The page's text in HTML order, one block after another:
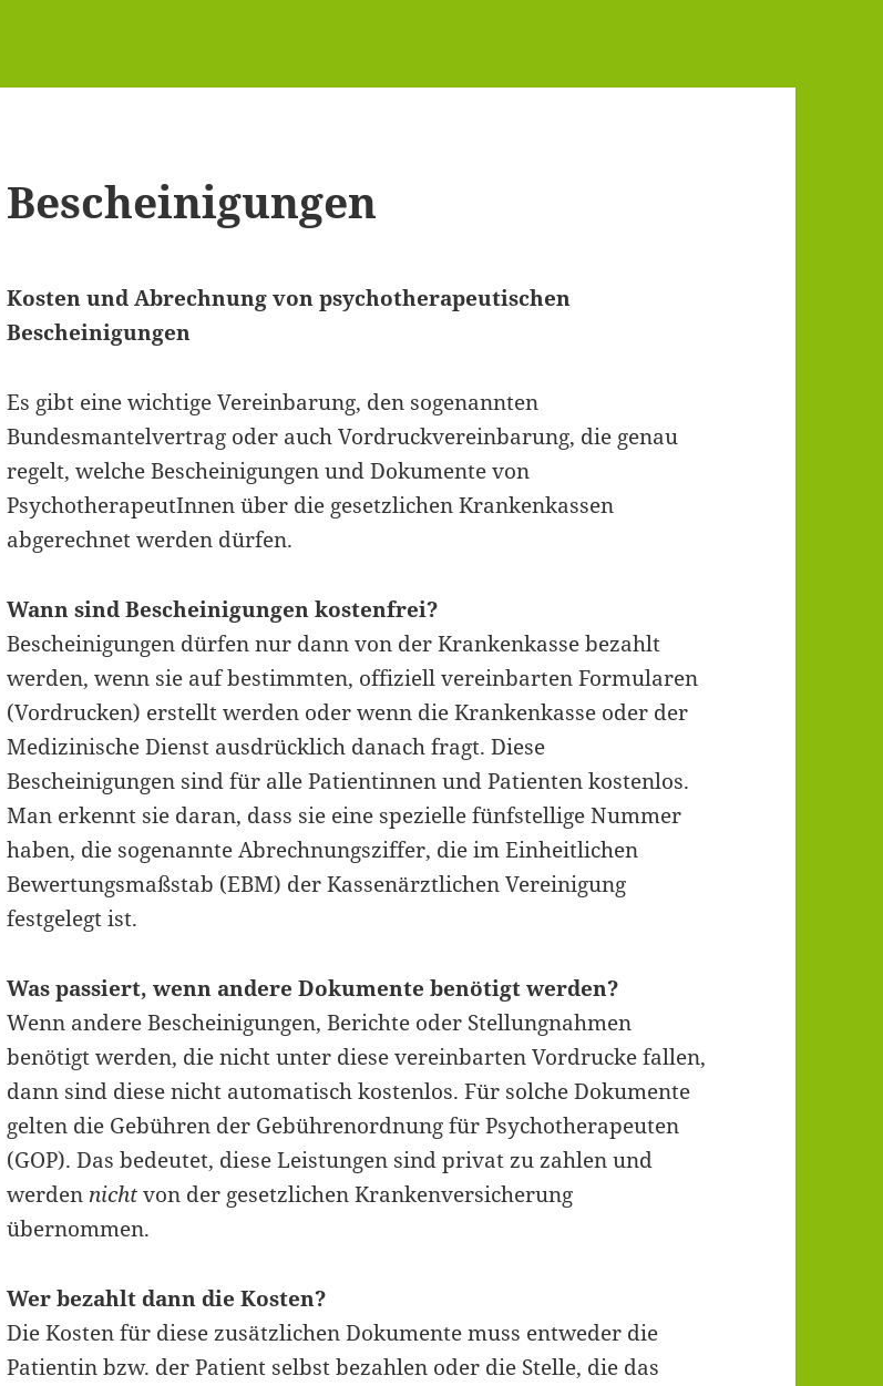
Bescheinigungen
Kosten und Abrechnung von psychotherapeutischen
Bescheinigungen
Es gibt eine wichtige Vereinbarung, den sogenannten
Bundesmantelvertrag oder auch Vordruckvereinbarung, die genau
regelt, welche Bescheinigungen und Dokumente von
PsychotherapeutInnen über die gesetzlichen Krankenkassen
abgerechnet werden dürfen.
Wann sind Bescheinigungen kostenfrei?
Bescheinigungen dürfen nur dann von der Krankenkasse bezahlt
werden, wenn sie auf bestimmten, offiziell vereinbarten Formularen
(Vordrucken) erstellt werden oder wenn die Krankenkasse oder der
Medizinische Dienst ausdrücklich danach fragt. Diese
Bescheinigungen sind für alle Patientinnen und Patienten kostenlos.
Man erkennt sie daran, dass sie eine spezielle fünfstellige Nummer
haben, die sogenannte Abrechnungsziffer, die im Einheitlichen
Bewertungsmaßstab (EBM) der Kassenärztlichen Vereinigung
festgelegt ist.
Was passiert, wenn andere Dokumente benötigt werden?
Wenn andere Bescheinigungen, Berichte oder Stellungnahmen
benötigt werden, die nicht unter diese vereinbarten Vordrucke fallen,
dann sind diese nicht automatisch kostenlos. Für solche Dokumente
gelten die Gebühren der Gebührenordnung für Psychotherapeuten
(GOP). Das bedeutet, diese Leistungen sind privat zu zahlen und
werden nichtvon der gesetzlichen Krankenversicherung
übernommen.
Wer bezahlt dann die Kosten?
Die Kosten für diese zusätzlichen Dokumente muss entweder die
Patientin bzw. der Patient selbst bezahlen oder die Stelle, die das